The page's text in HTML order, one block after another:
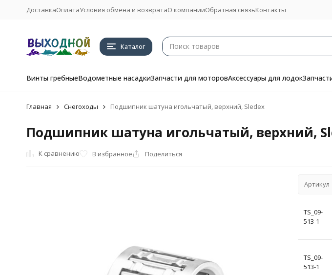
ДоставкаОплатаУсловия обмена и возвратаО компанииОбратная связьКонтакты
Каталог
Винты гребныеВодометные насадкиЗапчасти для моторовАксессуары для лодок
Главная Снегоходы Подшипник шатуна игольчатый, верхний, Sledex
Подшипник шатуна игольчатый, верхний,
К сравнению В избранное Поделиться
Артикул
TS_09-
513-1
TS_09-
513-1